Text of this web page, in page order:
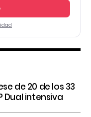
de 20 de los 33
Dual intensiva